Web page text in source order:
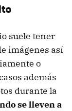
suele tener
imágenes así
o
además
durante la
se lleven a